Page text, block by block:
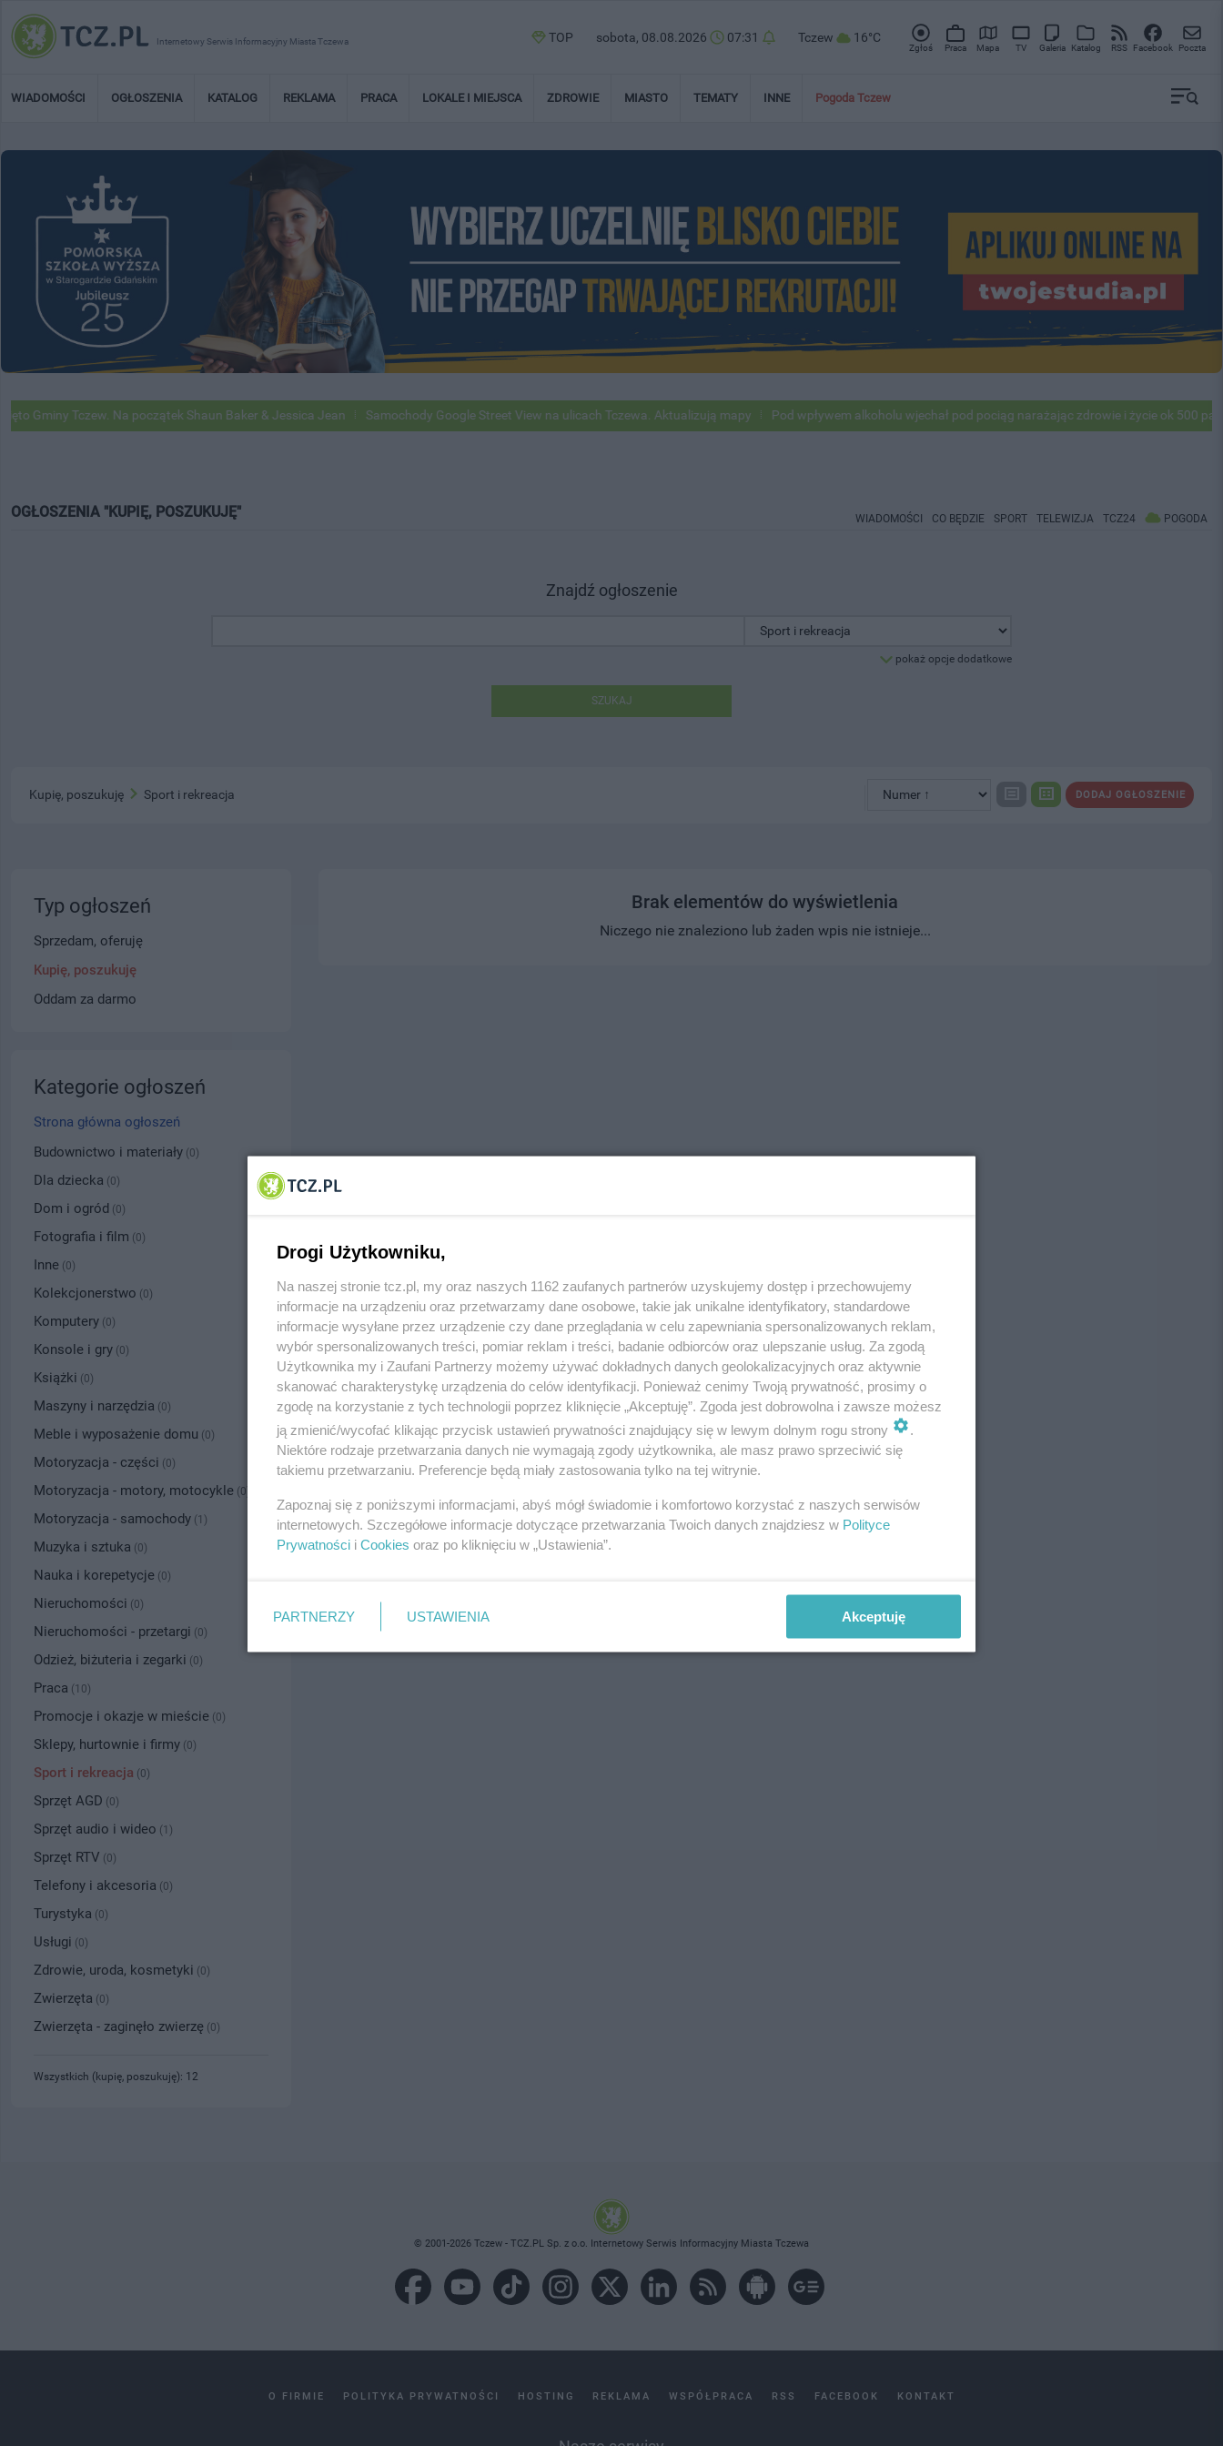
Internetowy Serwis Informacyjny Miasta Tczewa TOP sobota, 08.08.2026 07:31 Tczew 16°C
Zgłoś Praca Mapa TV Galeria Katalog RSS Facebook Poczta
WIADOMOŚCI OGŁOSZENIA KATALOG REKLAMA PRACA LOKALE I MIEJSCA ZDROWIE MIASTO TEMATY INNE Pogoda Tczew
Tczew. Na początek Shaun Baker & Jessica Jean Samochody Google Street View na ulicach Tczewa. Aktualizują mapy Pod wpływem alkoholu wjechał pod pociąg narażając zdrowie i życie ok 500
OGŁOSZENIA "KUPIĘ, POSZUKUJĘ" WIADOMOŚCI CO BĘDZIE SPORT TELEWIZJA TCZ24 POGODA
Znajdź ogłoszenie
pokaż opcje dodatkowe
SZUKAJ
DODAJ OGŁOSZENIE
Kupię, poszukuję Sport i rekreacja
Brak elementów do wyświetlenia
Niczego nie znaleziono lub żaden wpis nie istnieje...
Typ ogłoszeń
Sprzedam, oferuję
Kupię, poszukuję
Oddam za darmo
Kategorie ogłoszeń
Strona główna ogłoszeń
Budownictwo i materiały (0)
Dla dziecka (0)
Dom i ogród (0)
Fotografia i film (0)
Inne (0)
Kolekcjonerstwo (0)
Komputery (0)
Konsole i gry (0)
Książki (0)
Maszyny i narzędzia (0)
Meble i wyposażenie domu (0)
Motoryzacja - części (0)
Motoryzacja - motory, motocykle (0)
Motoryzacja - samochody (1)
Muzyka i sztuka (0)
Nauka i korepetycje (0)
Nieruchomości (0)
Nieruchomości - przetargi (0)
Odzież, biżuteria i zegarki (0)
Praca (10)
Promocje i okazje w mieście (0)
Sklepy, hurtownie i firmy (0)
Sport i rekreacja (0)
Sprzęt AGD (0)
Sprzęt audio i wideo (1)
Sprzęt RTV (0)
Telefony i akcesoria (0)
Turystyka (0)
Usługi (0)
Zdrowie, uroda, kosmetyki (0)
Zwierzęta (0)
Zwierzęta - zaginęło zwierzę (0)
Wszystkich (kupię, poszukuję): 12
© 2001-2026 Tczew - TCZ.PL Sp. z o.o. Internetowy Serwis Informacyjny Miasta Tczewa
O FIRMIE POLITYKA PRYWATNOŚCI HOSTING REKLAMA WSPÓŁPRACA RSS FACEBOOK KONTAKT
Drogi Użytkowniku,
Na naszej stronie tcz.pl, my oraz naszych 1162 zaufanych partnerów uzyskujemy dostęp i przechowujemy
informacje na urządzeniu oraz przetwarzamy dane osobowe, takie jak unikalne identyfikatory, standardowe
informacje wysyłane przez urządzenie czy dane przeglądania w celu zapewniania spersonalizowanych reklam,
wybór spersonalizowanych treści, pomiar reklam i treści, badanie odbiorców oraz ulepszanie usług. Za zgodą
Użytkownika my i Zaufani Partnerzy możemy używać dokładnych danych geolokalizacyjnych oraz aktywnie
skanować charakterystykę urządzenia do celów identyfikacji. Ponieważ cenimy Twoją prywatność, prosimy o
zgodę na korzystanie z tych technologii poprzez kliknięcie „Akceptuję”. Zgoda jest dobrowolna i zawsze możesz
ją zmienić/wycofać klikając przycisk ustawień prywatności znajdujący się w lewym dolnym rogu strony
Niektóre rodzaje przetwarzania danych nie wymagają zgody użytkownika, ale masz prawo sprzeciwić się
takiemu przetwarzaniu. Preferencje będą miały zastosowania tylko na tej witrynie.
Zapoznaj się z poniższymi informacjami, abyś mógł świadomie i komfortowo korzystać z naszych serwisów
internetowych. Szczegółowe informacje dotyczące przetwarzania Twoich danych znajdziesz w Polityce
Prywatności i Cookies oraz po kliknięciu w „Ustawienia”.
PARTNERZY USTAWIENIA Akceptuję